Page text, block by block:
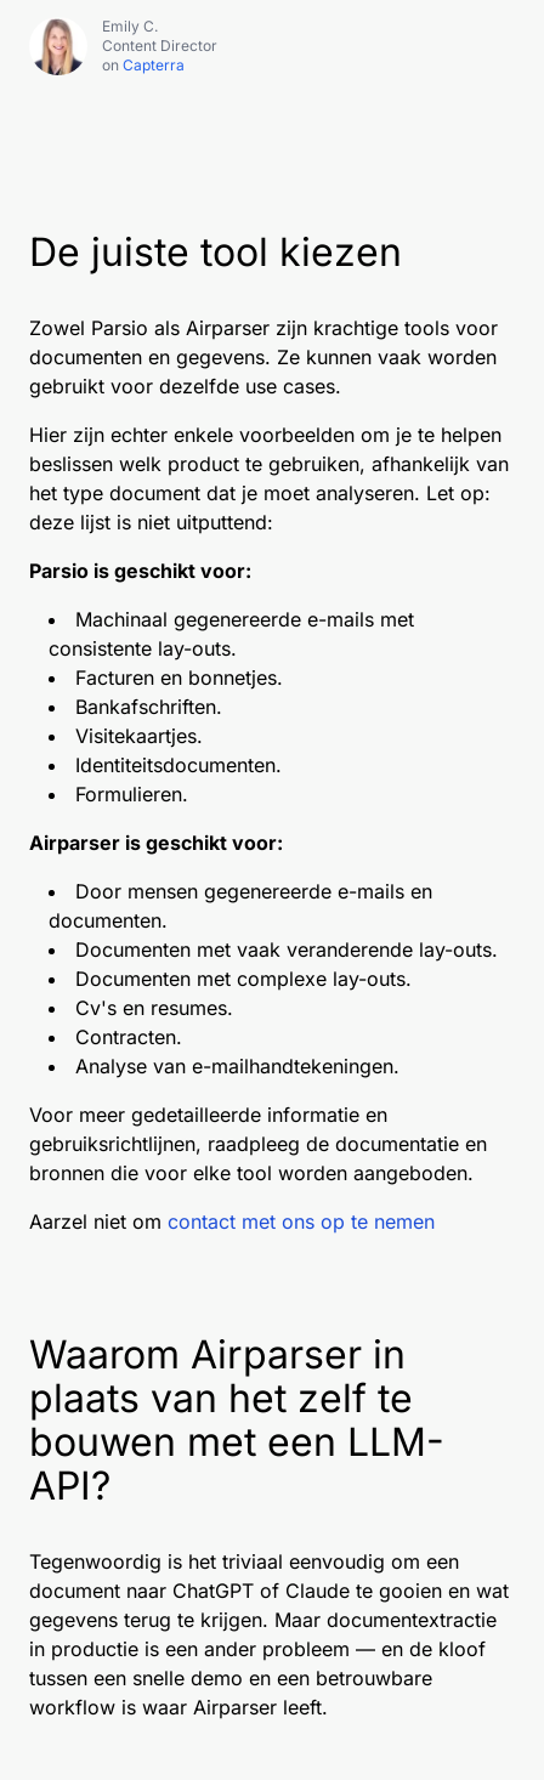
Emily C.
Content Director
on Capterra
De juiste tool kiezen
Zowel Parsio als Airparser zijn krachtige tools voor
documenten en gegevens. Ze kunnen vaak worden
gebruikt voor dezelfde use cases.
Hier zijn echter enkele voorbeelden om je te helpen
beslissen welk product te gebruiken, afhankelijk van
het type document dat je moet analyseren. Let op:
deze lijst is niet uitputtend:
Parsio is geschikt voor:
Machinaal gegenereerde e-mails met
consistente lay-outs.
Facturen en bonnetjes.
Bankafschriften.
Visitekaartjes.
Identiteitsdocumenten.
Formulieren.
Airparser is geschikt voor:
Door mensen gegenereerde e-mails en
documenten.
Documenten met vaak veranderende lay-outs.
Documenten met complexe lay-outs.
Cv's en resumes.
Contracten.
Analyse van e-mailhandtekeningen.
Voor meer gedetailleerde informatie en
gebruiksrichtlijnen, raadpleeg de documentatie en
bronnen die voor elke tool worden aangeboden.
Aarzel niet om contact met ons op te nemen
Waarom Airparser in
plaats van het zelf te
bouwen met een LLM-
API?
Tegenwoordig is het triviaal eenvoudig om een
document naar ChatGPT of Claude te gooien en wat
gegevens terug te krijgen. Maar documentextractie
in productie is een ander probleem — en de kloof
tussen een snelle demo en een betrouwbare
workflow is waar Airparser leeft.